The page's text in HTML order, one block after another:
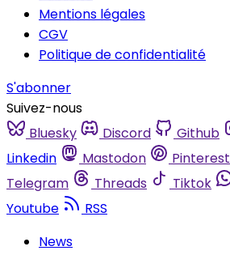
Mentions légales
CGV
Politique de confidentialité
S'abonner
Suivez-nous
Bluesky
Discord Github
Linkedin
Mastodon Pinterest
Telegram
Threads Tiktok
Youtube
RSS
News